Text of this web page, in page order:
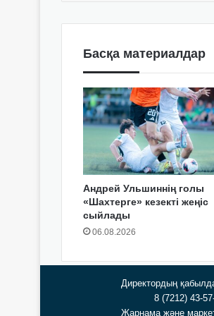
Басқа материалдар
Андрей Ульшиннің голы
«Шахтерге» кезекті жеңіс
сыйлады
06.08.2026
Директордың
8 (7212) 43-
Жарнама және